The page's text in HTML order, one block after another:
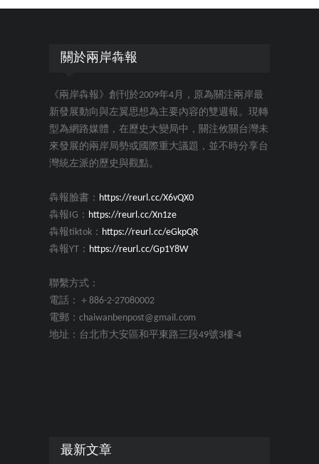
關於兩岸犇報
《兩岸犇報》創刊於2009年4月，原為關注兩岸最
新發展動向與左翼思想為主要內容的雙週報。現轉
型為網路媒體，在歷史大變局中，關注攸關台灣未
來發展的兩岸局勢或國際重大議題，並不時分享台
灣統左派的歷史與觀點。
犇報臉書： https://reurl.cc/X6vQX0
犇報IG： https://reurl.cc/Xn1ze
犇報tiktok： https://reurl.cc/eGkpQR
犇報YT： https://reurl.cc/Gp1Y8W
聯繫方式：
電話：＋886-2-27080002
電郵：chaiwanbenpost@gmail.com
地址：台北市大安區和平東路三段49號3樓-4
最新文章